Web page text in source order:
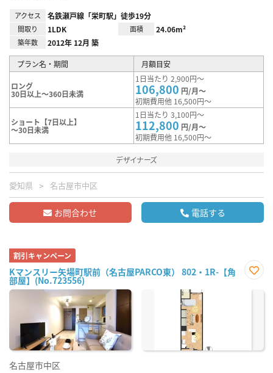
アクセス 名鉄瀬戸線「栄町駅」徒歩19分
間取り 1LDK 面積 24.06m²
築年数 2012年 12月 築
プラン名・期間 月額目安
ロング
30日以上～360日未満
1日当たり 2,900円～
106,800 円/月～
初期費用他 16,500円～
ショート【7日以上】
～30日未満
1日当たり 3,100円～
112,800 円/月～
初期費用他 16,500円～
デザイナーズ
愛知県 名古屋市中区
お問合わせ 電話する
割引キャンペーン
Kマンスリー矢場町駅前（名古屋PARCO東） 802・1R-【角
部屋】(No.723556)
に入
名古屋市中区